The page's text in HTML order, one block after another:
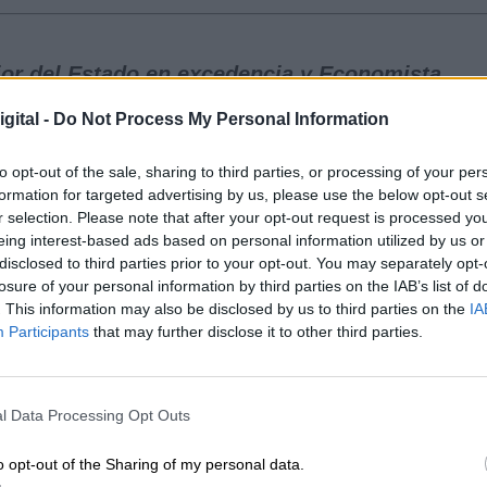
- Do Not Process My Personal Information
opt-out of the sale, sharing to third parties, or processing of your
for targeted advertising by us, please use the below opt-out
selection. Please note that after your opt-out request is processed
interest-based ads based on personal information utilized by us
to third parties prior to your opt-out. You may separately
of your personal information by third parties on the IAB’s list of
This information may also be disclosed by us to third parties on the
Participants that may further disclose it to other third parties.
Data Processing Opt Outs
opt-out of the Sharing of my personal data.
del Estado en excedencia y Economista
de jubilación. Fue consejero de
Banco hipotecario, presidente de Caja de
Social de la Universidad de Granada y
Henares. Actualmente es vocal del Consejo
la propiedad y mercantil. Doctor en
de Derecho Civil. Director de los Servicios
Miembro del comité científico de
y Suelo (AVS)
PROGRAMAS PUEDES VERLOS EN